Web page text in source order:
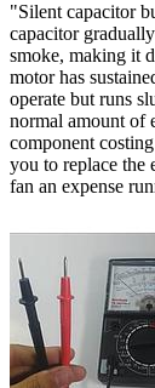
"Silent capacitor
capacitor
smoke, making it
motor has
operate but runs
normal amount of
component
you to replace the
fan an expense